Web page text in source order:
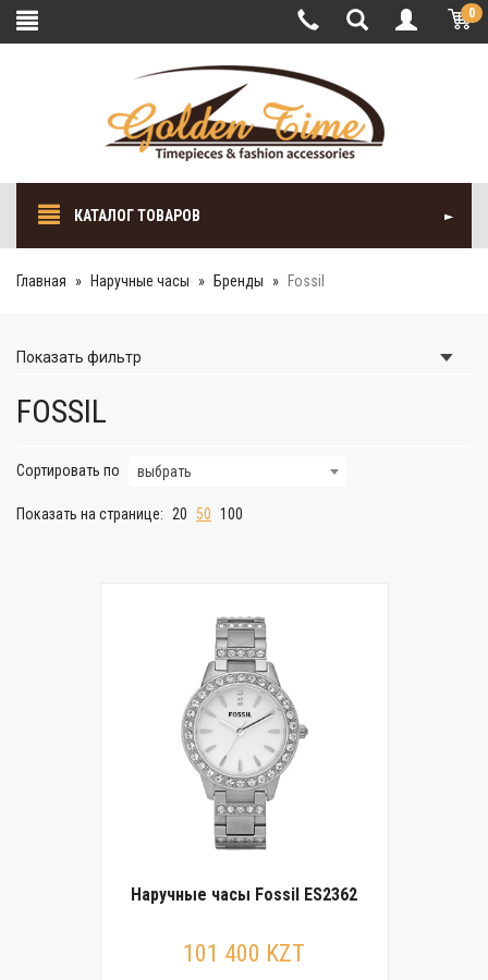
0
КАТАЛОГ ТОВАРОВ
Главная Наручные часы Бренды Fossil
Показать фильтр
FOSSIL
Сортировать по выбрать
Показать на странице: 20 50 100
Наручные часы Fossil ES2362
101 400 KZT